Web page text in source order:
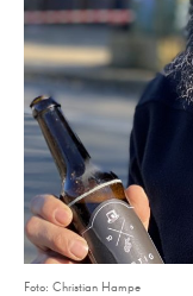
Foto: Christian Hampe